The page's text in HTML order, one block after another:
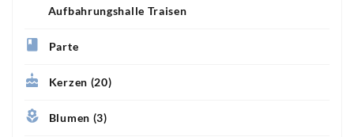
Aufbahrungshalle Traisen
Parte
Kerzen (20)
Blumen (3)